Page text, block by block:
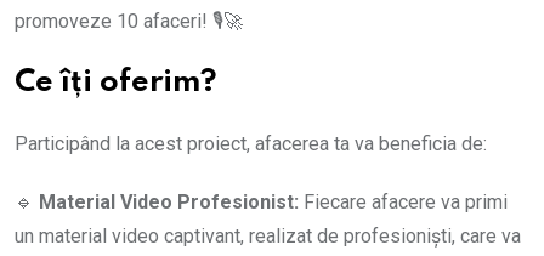
promoveze 10 afaceri! 🎙️🚀
Ce îți oferim?
Participând la acest proiect, afacerea ta va beneficia de:
🔹 Material Video Profesionist: Fiecare afacere va primi
un material video captivant, realizat de profesioniști, care va